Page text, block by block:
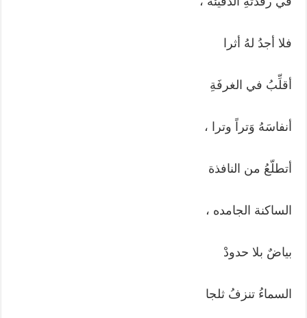
فلا أجدُ لهُ أثرا
أقلِّبُ في الغرفَةِ
أنفاسَهُ وَتراً وترا ،
أتطلّعُ من النافذة
الساكنة الجامده ،
بياضٌ بلا حدودْ
السماءُ تنزفُ ثلجا